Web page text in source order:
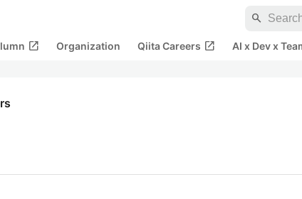
search
open_in_new Organization Qiita Careers open_in_new AI x Dev x